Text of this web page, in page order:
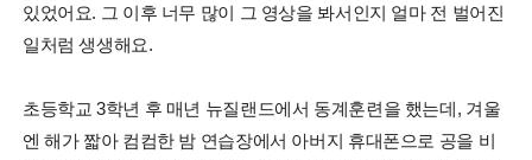
있었어요. 그 이후 너무 많이 그 영상을 봐서인지 얼마 전 벌어진
일처럼 생생해요.
초등학교 3학년 후 매년 뉴질랜드에서 동계훈련을 했는데, 겨울
엔 해가 짧아 컴컴한 밤 연습장에서 아버지 휴대폰으로 공을 비